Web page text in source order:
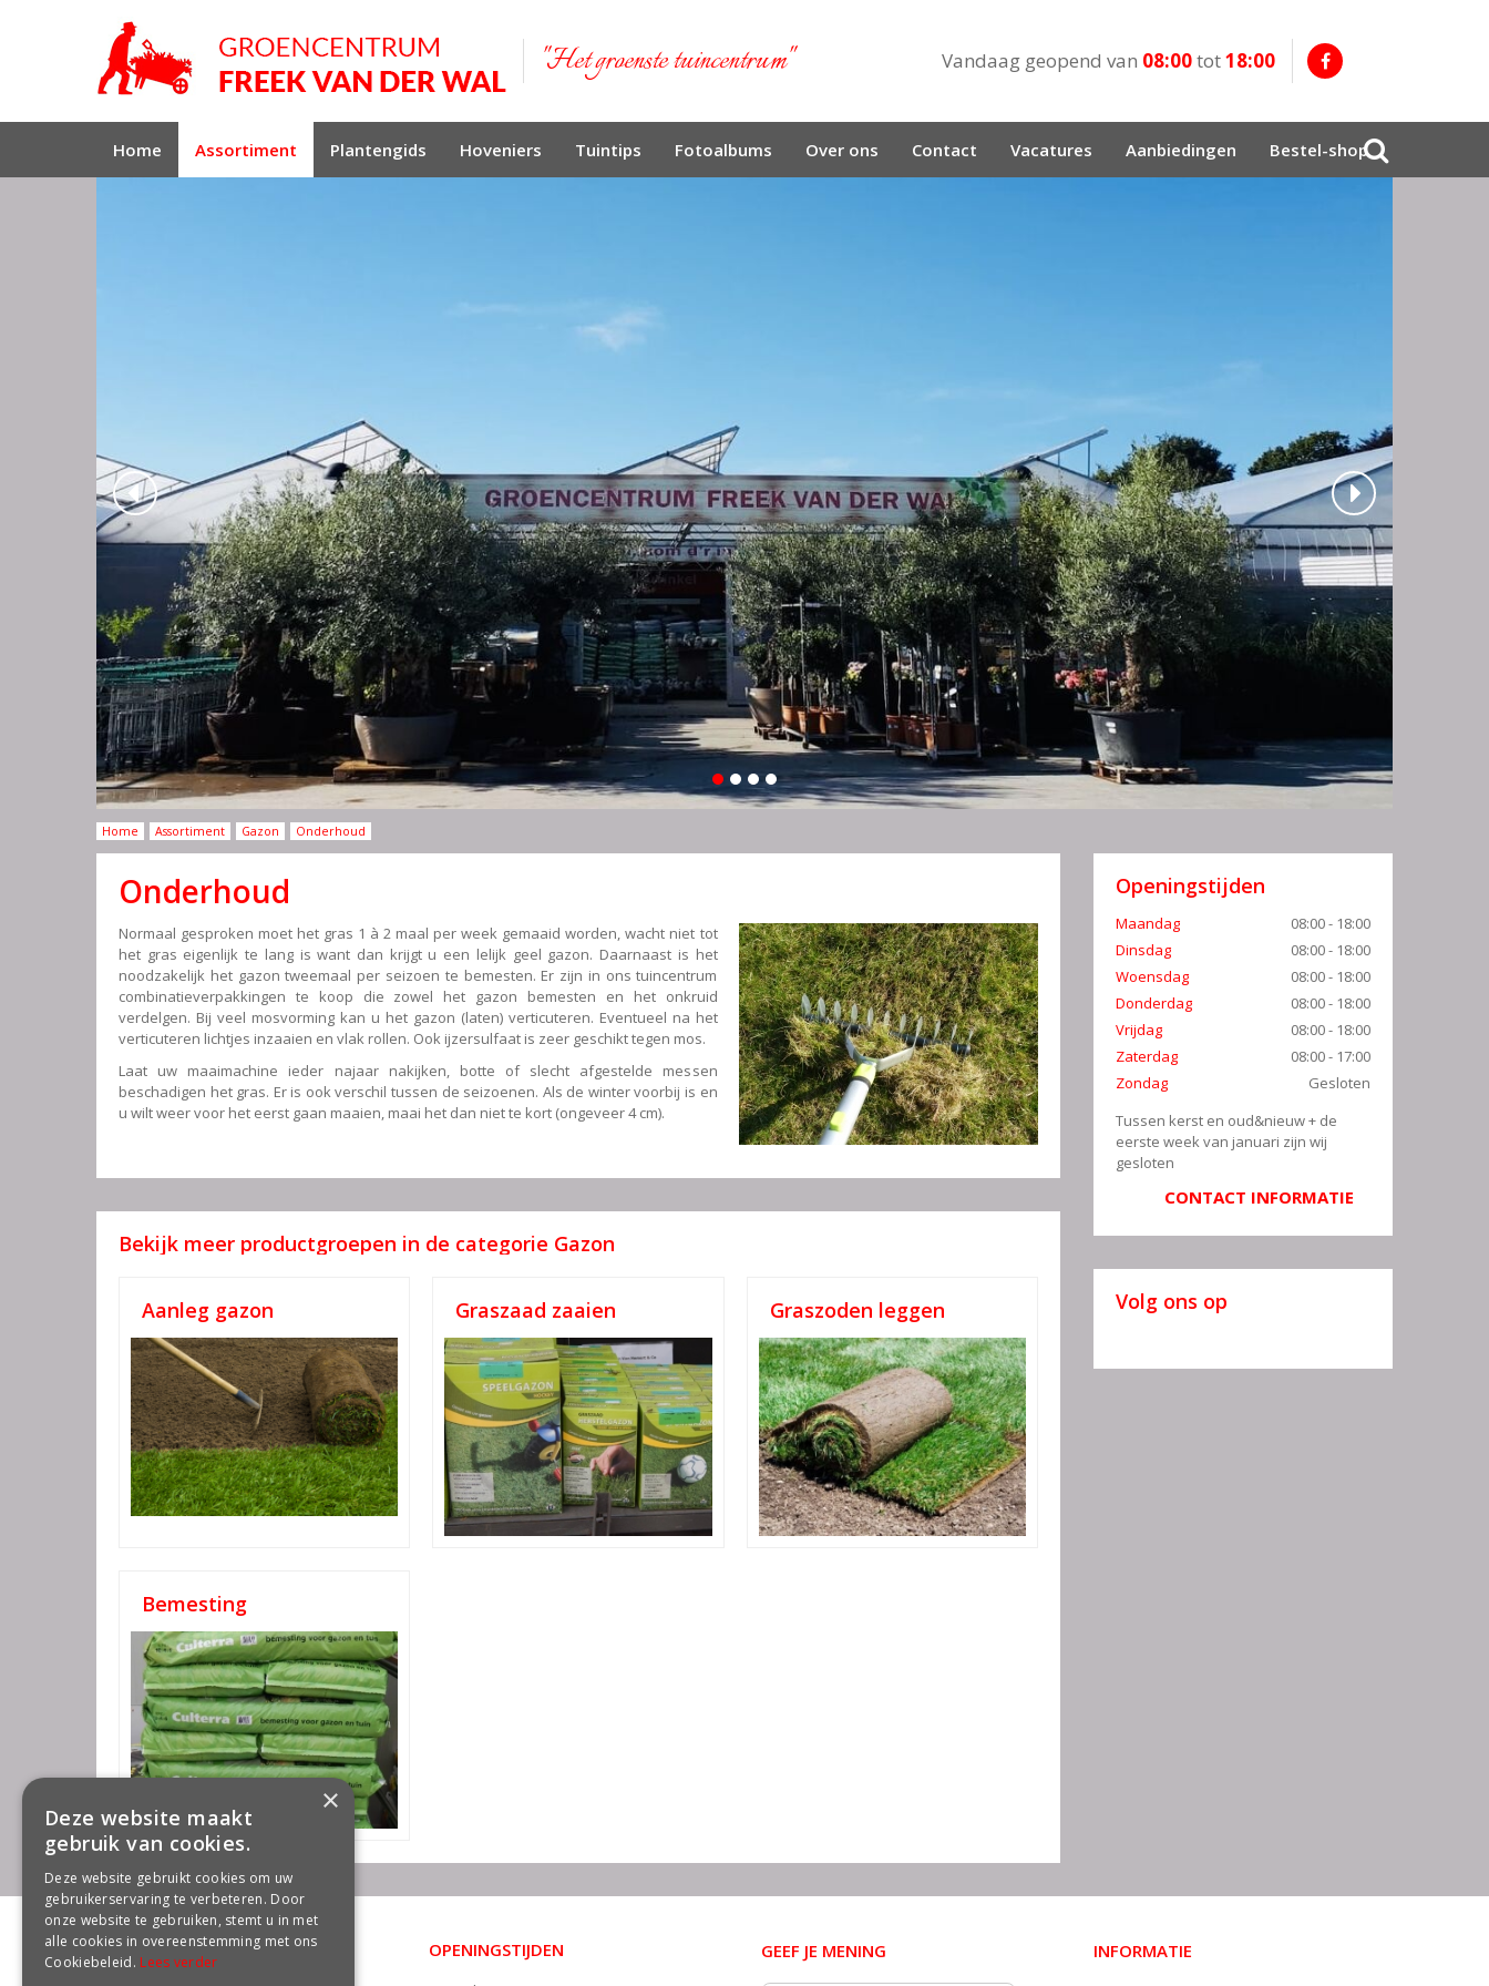
Home Assortiment Gazon Onderhoud
"Het groenste tuincentrum" Vandaag geopend van 08:00tot18:00
Home Assortiment Plantengids Hoveniers Tuintips Fotoalbums Over ons Contact Vacatures Aanbiedingen Bestel-shop
Onderhoud
Normaal gesproken moet het gras 1 à 2 maal per week gemaaid worden, wacht niet tot
het gras eigenlijk te lang is want dan krijgt u een lelijk geel gazon. Daarnaast is het
noodzakelijk het gazon tweemaal per seizoen te bemesten. Er zijn in ons tuincentrum
combinatieverpakkingen te koop die zowel het gazon bemesten en het onkruid
verdelgen. Bij veel mosvorming kan u het gazon (laten) verticuteren. Eventueel na het
verticuteren lichtjes inzaaien en vlak rollen. Ook ijzersulfaat is zeer geschikt tegen mos.
Laat uw maaimachine ieder najaar nakijken, botte of slecht afgestelde messen
beschadigen het gras. Er is ook verschil tussen de seizoenen. Als de winter voorbij is en
u wilt weer voor het eerst gaan maaien, maai het dan niet te kort (ongeveer 4 cm).
Bekijk meer productgroepen in de categorie Gazon
Aanleg gazon Graszaad zaaien Graszoden leggen
Bemesting
Openingstijden
Maandag
08:00 - 18:00
Dinsdag
08:00 - 18:00
Woensdag
08:00 - 18:00
Donderdag
08:00 - 18:00
Vrijdag
08:00 - 18:00
Zaterdag
08:00 - 17:00
Zondag
Gesloten
Tussen kerst en oud&nieuw + de
eerste week van januari zijn wij
gesloten
CONTACT INFORMATIE
Volg ons op
CONTACT OPENINGSTIJDEN GEEF JE MENING INFORMATIE
×
Deze website maakt
gebruik van cookies.
Deze website gebruikt cookies om uw
gebruikerservaring te verbeteren. Door
onze website te gebruiken, stemt u in met
alle cookies in overeenstemming met ons
Cookiebeleid. Lees verder